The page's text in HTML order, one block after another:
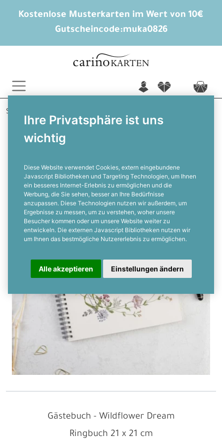
Kostenlose Musterkarten im Wert von 10€
Gutscheincode:muka0826
Ihre Privatsphäre ist uns
wichtig
Diese Website verwendet Cookies, extern eingebundene
Javascript Bibliotheken und Targeting Technologien, um Ihnen
ein besseres Internet-Erlebnis zu ermöglichen und die
Werbung, die Sie sehen, besser an Ihre Bedürfnisse
anzupassen. Diese Technologien nutzen wir außerdem, um
Ergebnisse zu messen, um zu verstehen, woher unsere
Besucher kommen oder um unsere Website weiter zu
entwickeln. Die externen Javascript Bibliotheken nutzen wir
um Ihnen das bestmögliche Nutzererlebnis zu ermöglichen.
Alle akzeptieren Einstellungen ändern
n f c
Startseite
Gästebuch Hochzeit
Wildflower Dream
Gästebuch zur Hochzeit mit
Wildblumen Design
Gästebuch - Wildflower Dream
Ringbuch 21 x 21 cm